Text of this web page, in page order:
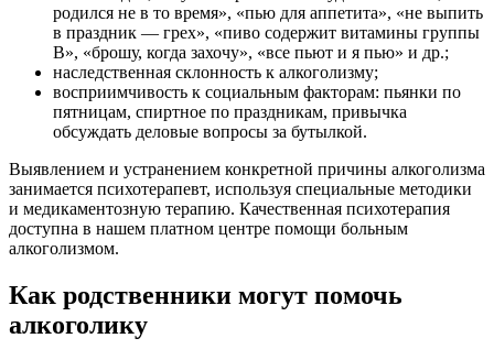
родился не в то время», «пью для аппетита», «не выпить
в праздник — грех», «пиво содержит витамины группы
В», «брошу, когда захочу», «все пьют и я пью» и др.;
наследственная склонность к алкоголизму;
восприимчивость к социальным факторам: пьянки по
пятницам, спиртное по праздникам, привычка
обсуждать деловые вопросы за бутылкой.
Выявлением и устранением конкретной причины алкоголизма
занимается психотерапевт, используя специальные методики
и медикаментозную терапию. Качественная психотерапия
доступна в нашем платном центре помощи больным
алкоголизмом.
Как родственники могут помочь
алкоголику